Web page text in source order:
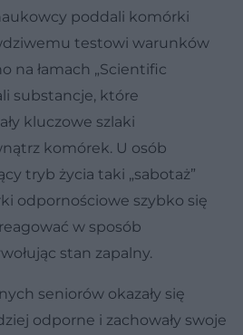
poddali komórki
testowi warunków
na łamach „Scientific
substancje, które
kluczowe szlaki
komórek. U osób
tryb życia taki „sabotaż”
odpornościowe szybko się
w sposób
stan zapalny.
seniorów okazały się
odporne i zachowały swoje